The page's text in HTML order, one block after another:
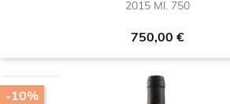
2015 Ml. 750
Prezzo
750,00 €
-10%